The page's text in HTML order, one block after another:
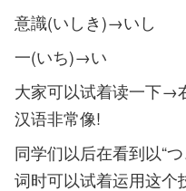
意識(いしき)→いし
一(いち)→い
大家可以试着读一下→
汉语非常像!
同学们以后在看到以“
词时可以试着运用这个